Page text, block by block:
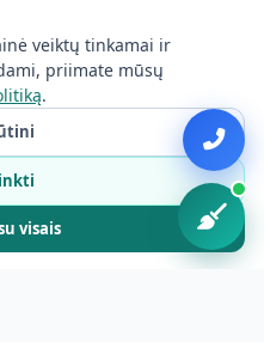
veiktų tinkamai ir
priimate mūsų
.
visais